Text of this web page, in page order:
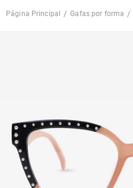
Página Principal Gafas por forma